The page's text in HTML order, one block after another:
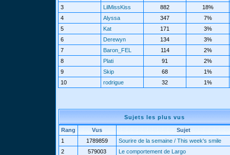
3
LilMissKiss 882
18%
4
Alyssa 347
7%
5
Kat 171
3%
6
Derewyn 134
3%
7
Baron_FEL 114
2%
8
Plati 91
2%
9
Skip 68
1%
10
rodrigue 32 1%
Sujets les plus vus
Rang Vus
Sujet
1
1789859
Sourire de la semaine / This week's smile
2
579003 Le comportement de Largo